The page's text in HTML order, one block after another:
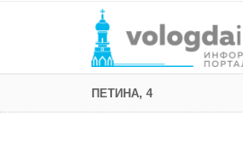
ПЕТИНА, 4